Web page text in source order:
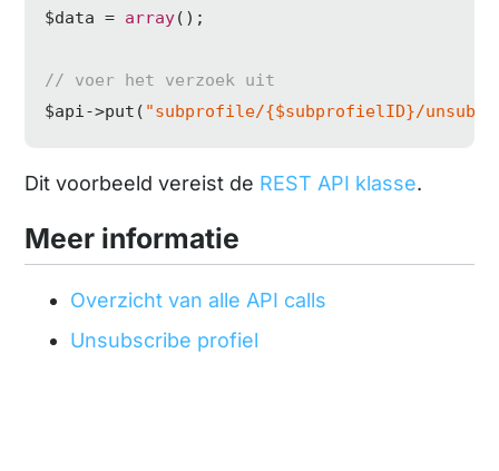
$data = array();
// voer het verzoek uit
$api->put( "subprofile/{$subprofielID}/
Dit voorbeeld vereist de REST API klasse.
Meer informatie
Overzicht van alle API calls
Unsubscribe profiel